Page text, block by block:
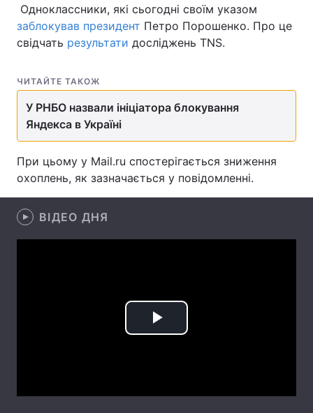
Головна Війна
Спорт
Техно і зв'язок Лайт
Інциденти
Здоров'я
Одноклассники, які сьогодні своїм указом
заблокував президент Петро Порошенко. Про це
свідчать результати досліджень TNS.
ЧИТАЙТЕ ТАКОЖ
У РНБО назвали ініціатора блокування
Яндекса в Україні
При цьому у Mail.ru спостерігається зниження
охоплень, як зазначається у повідомленні.
ВІДЕО ДНЯ
Play